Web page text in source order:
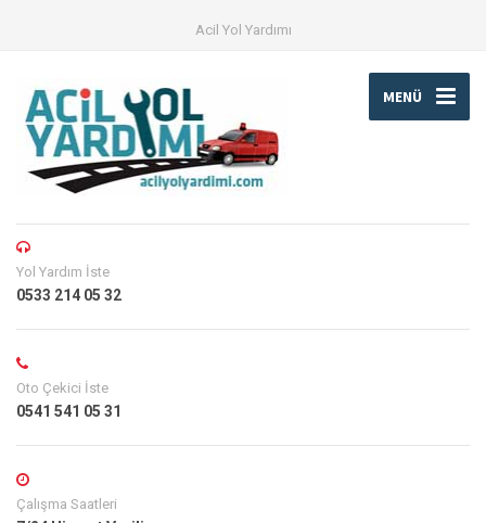
Acil Yol Yardımı
MENÜ
Yol Yardım İste
0533 214 05 32
Oto Çekici İste
0541 541 05 31
Çalışma Saatleri